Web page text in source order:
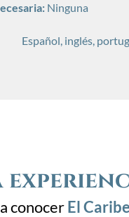
Ninguna
Español, inglés,
conocer El Caribe